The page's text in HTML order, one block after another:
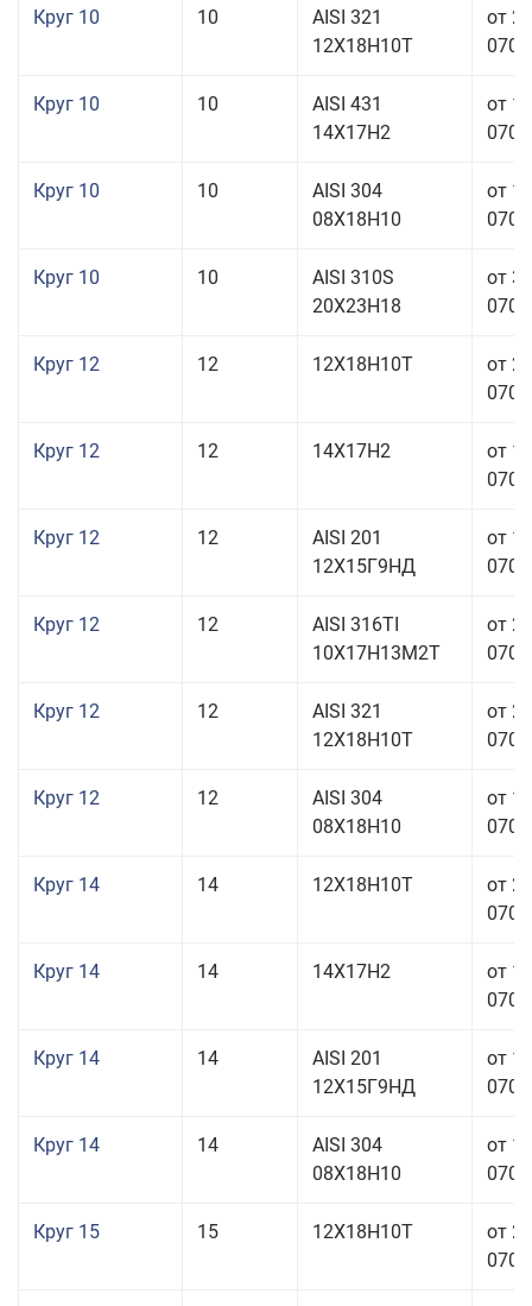
Круг 10 10
AISI 321
12Х18Н10Т
от
Круг 10 10
AISI 431
14Х17Н2
от
Круг 10 10
AISI 304
08Х18Н10
от
Круг 10 10
AISI 310S
20Х23Н18
от
Круг 12 12 12Х18Н10Т
от
Круг 12 12 14Х17Н2
от
Круг 12 12
AISI 201
12Х15Г9НД
от
Круг 12 12
AISI 316TI
10Х17Н13М2Т
от
Круг 12 12
AISI 321
12Х18Н10Т
от
Круг 12 12
AISI 304
08Х18Н10
от
Круг 14 14 12Х18Н10Т
от
Круг 14 14 14Х17Н2
от
Круг 14 14
AISI 201
12Х15Г9НД
от
Круг 14 14
AISI 304
08Х18Н10
от
Круг 15 15 12Х18Н10Т
от